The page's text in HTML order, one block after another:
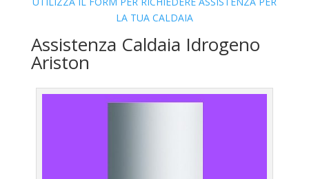
LA TUA CALDAIA
Assistenza Caldaia Idrogeno
Ariston